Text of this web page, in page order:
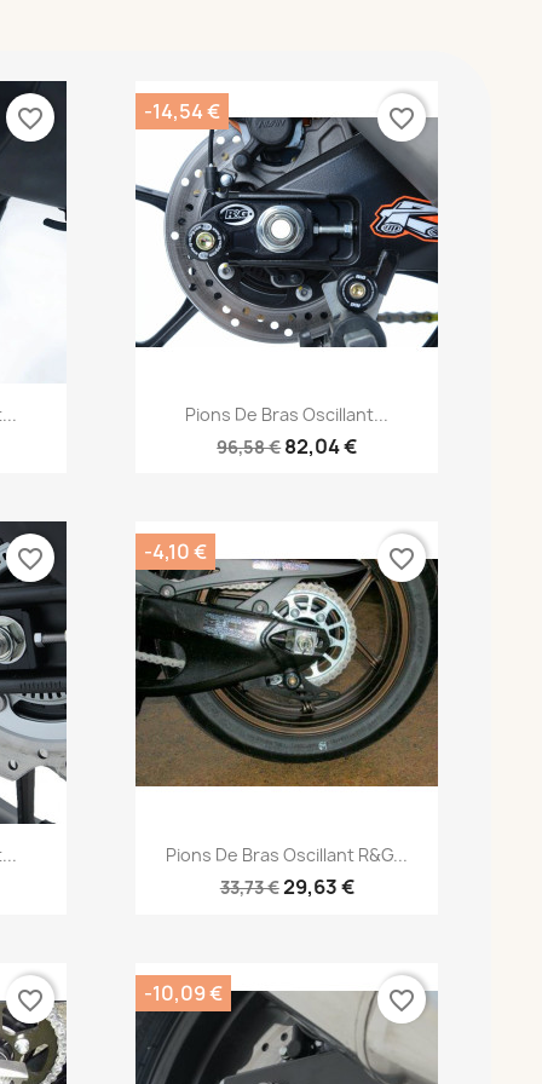
favorite_border
 Aperçu rapide
Pions De Bras Oscillant...
96,58 €82,04 €
-14,54 € favorite_border
favorite_border
Aperçu rapide
Pions De Bras Oscillant R&G...
33,73 €29,63 €
-4,10 € favorite_border
favorite_border -10,09 € favorite_border